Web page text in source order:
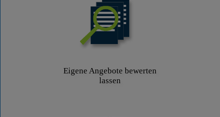
Eigene Angebote bewerten
lassen